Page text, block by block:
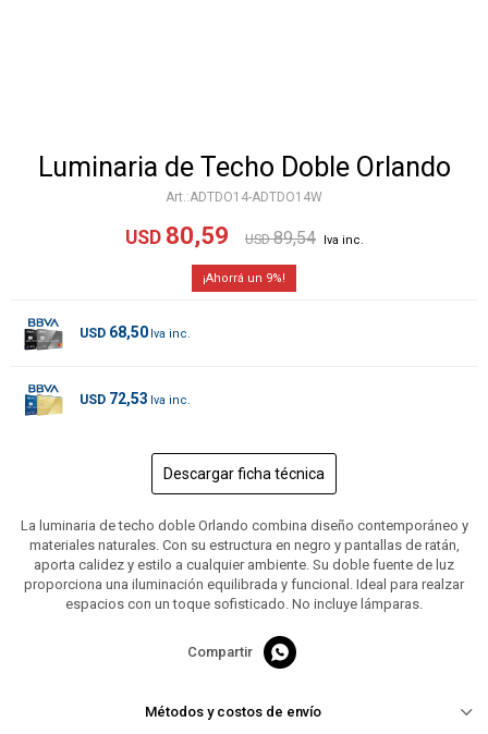
Luminaria de Techo Doble Orlando
ADTDO14-ADTDO14W
USD 80,59 USD 89,54
9
USD 68,50
USD 72,53
Descargar ficha técnica
La luminaria de techo doble Orlando combina diseño contemporáneo y
materiales naturales. Con su estructura en negro y pantallas de ratán,
aporta calidez y estilo a cualquier ambiente. Su doble fuente de luz
proporciona una iluminación equilibrada y funcional. Ideal para realzar
espacios con un toque sofisticado. No incluye lámparas.

Métodos y costos de envío